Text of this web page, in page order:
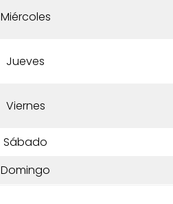
Miércoles
Jueves
Viernes
Sábado
Domingo